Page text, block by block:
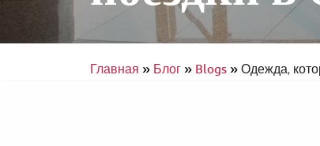
Главная»Блог»Blogs»Одежда,